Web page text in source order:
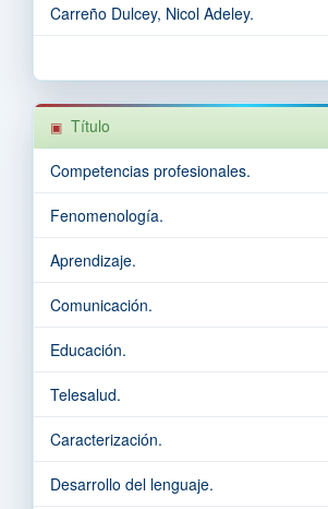
Carreño Dulcey, Nicol Adeley.
Título
Competencias profesionales.
Fenomenología.
Aprendizaje.
Comunicación.
Educación.
Telesalud.
Caracterización.
Desarrollo del lenguaje.